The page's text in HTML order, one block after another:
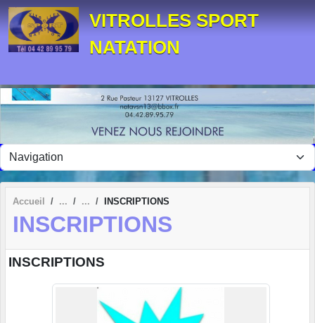
VITROLLES SPORT
NATATION
Accueil INSCRIPTIONS
INSCRIPTIONS
INSCRIPTIONS
Panneau de gestion des cookies